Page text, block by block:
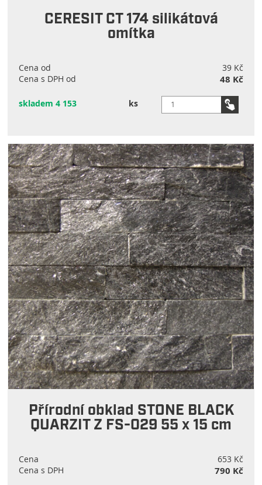
CERESIT CT 174 silikátová
omítka
Cena od
39 Kč
Cena s DPH od
48 Kč
skladem 4 153 ks
Přírodní obklad STONE BLACK
QUARZIT Z FS-029 55 x 15 cm
Cena
653 Kč
Cena s DPH
790 Kč